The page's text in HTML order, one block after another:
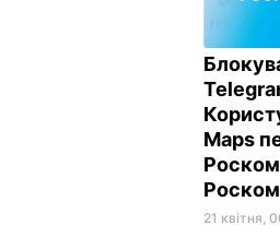
Maps
21 квітня,